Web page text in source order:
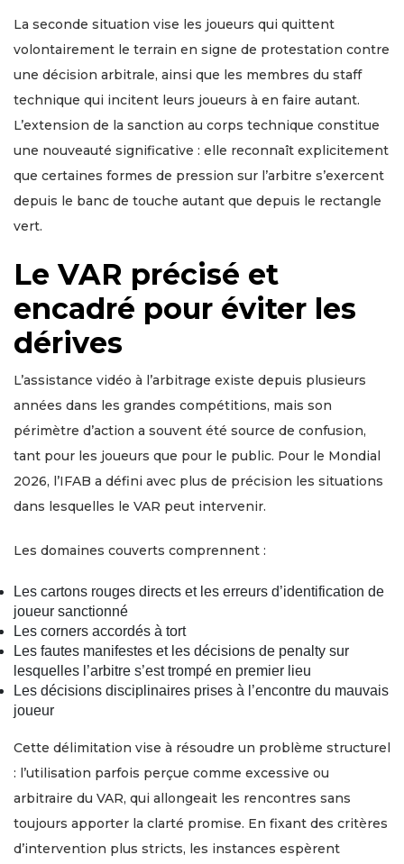
La seconde situation vise les joueurs qui quittent
volontairement le terrain en signe de protestation contre
une décision arbitrale, ainsi que les membres du staff
technique qui incitent leurs joueurs à en faire autant.
L’extension de la sanction au corps technique constitue
une nouveauté significative : elle reconnaît explicitement
que certaines formes de pression sur l’arbitre s’exercent
depuis le banc de touche autant que depuis le rectangle
vert.
Le VAR précisé et
encadré pour éviter les
dérives
L’assistance vidéo à l’arbitrage existe depuis plusieurs
années dans les grandes compétitions, mais son
périmètre d’action a souvent été source de confusion,
tant pour les joueurs que pour le public. Pour le Mondial
2026, l’IFAB a défini avec plus de précision les situations
dans lesquelles le VAR peut intervenir.
Les domaines couverts comprennent :
Les cartons rouges directs et les erreurs d’identification de
joueur sanctionné
Les corners accordés à tort
Les fautes manifestes et les décisions de penalty sur
lesquelles l’arbitre s’est trompé en premier lieu
Les décisions disciplinaires prises à l’encontre du mauvais
joueur
Cette délimitation vise à résoudre un problème structurel
: l’utilisation parfois perçue comme excessive ou
arbitraire du VAR, qui allongeait les rencontres sans
toujours apporter la clarté promise. En fixant des critères
d’intervention plus stricts, les instances espèrent